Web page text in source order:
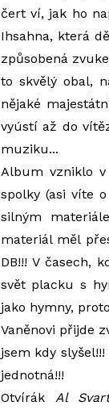
čert ví, jak ho
Ihsahna, která
způsobená
to skvělý obal,
nějaké
vyústí až do
muziku...
Album vzniklo v
spolky (asi víte
silným
materiál měl
DB!!! V časech,
svět placku s
jako hymny,
Vaněnovi přijde
jsem kdy
jednotná!!!
Otvírák Al